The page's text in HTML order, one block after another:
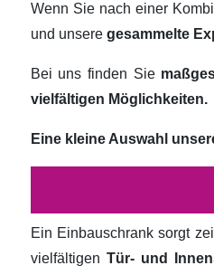
Wenn Sie nach einer
und unsere gesammelte
Bei uns finden Sie
vielfältigen Möglichkeiten.
Eine kleine Auswahl
Ein Einbauschrank sorgt
vielfältigen Tür- und